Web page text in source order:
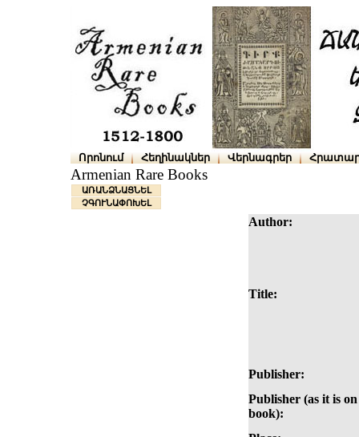
Որոնում Հեղինակներ Վերնագրեր
Armenian Rare Books
ԱՌԱՆՁՆԱՑՆԵԼ
ՉԳՈՒՆԱՓՈԽԵԼ
Author:
Title:
Publisher:
Publisher (as it is on
book):